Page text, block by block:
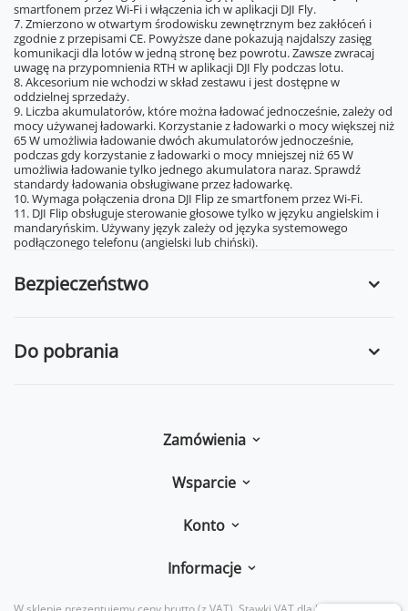
smartfonem przez Wi-Fi i włączenia ich w aplikacji DJI Fly.
7. Zmierzono w otwartym środowisku zewnętrznym bez zakłóceń i
zgodnie z przepisami CE. Powyższe dane pokazują najdalszy zasięg
komunikacji dla lotów w jedną stronę bez powrotu. Zawsze zwracaj
uwagę na przypomnienia RTH w aplikacji DJI Fly podczas lotu.
8. Akcesorium nie wchodzi w skład zestawu i jest dostępne w
oddzielnej sprzedaży.
9. Liczba akumulatorów, które można ładować jednocześnie, zależy od
mocy używanej ładowarki. Korzystanie z ładowarki o mocy większej niż
65 W umożliwia ładowanie dwóch akumulatorów jednocześnie,
podczas gdy korzystanie z ładowarki o mocy mniejszej niż 65 W
umożliwia ładowanie tylko jednego akumulatora naraz. Sprawdź
standardy ładowania obsługiwane przez ładowarkę.
10. Wymaga połączenia drona DJI Flip ze smartfonem przez Wi-Fi.
11. DJI Flip obsługuje sterowanie głosowe tylko w języku angielskim i
mandaryńskim. Używany język zależy od języka systemowego
podłączonego telefonu (angielski lub chiński).
Bezpieczeństwo
Do pobrania
Zamówienia
Wsparcie
Konto
Informacje